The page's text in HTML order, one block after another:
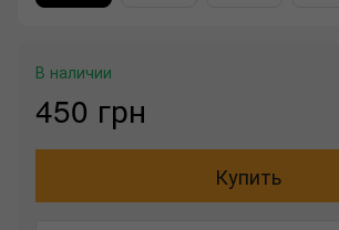
В наличии
450 грн
Купить